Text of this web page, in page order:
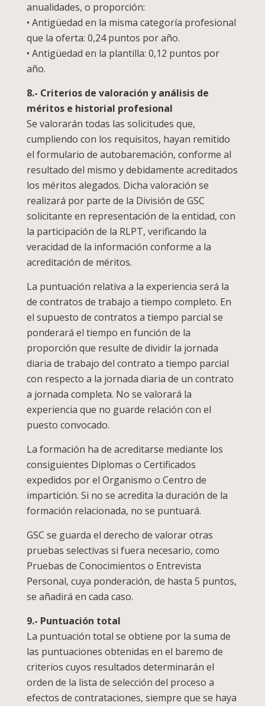
anualidades, o proporción:
• Antigüedad en la misma categoría profesional
que la oferta: 0,24 puntos por año.
• Antigüedad en la plantilla: 0,12 puntos por
año.
8.- Criterios de valoración y análisis de
méritos e historial profesional
Se valorarán todas las solicitudes que,
cumpliendo con los requisitos, hayan remitido
el formulario de autobaremación, conforme al
resultado del mismo y debidamente acreditados
los méritos alegados. Dicha valoración se
realizará por parte de la División de GSC
solicitante en representación de la entidad, con
la participación de la RLPT, verificando la
veracidad de la información conforme a la
acreditación de méritos.
La puntuación relativa a la experiencia será la
de contratos de trabajo a tiempo completo. En
el supuesto de contratos a tiempo parcial se
ponderará el tiempo en función de la
proporción que resulte de dividir la jornada
diaria de trabajo del contrato a tiempo parcial
con respecto a la jornada diaria de un contrato
a jornada completa. No se valorará la
experiencia que no guarde relación con el
puesto convocado.
La formación ha de acreditarse mediante los
consiguientes Diplomas o Certificados
expedidos por el Organismo o Centro de
impartición. Si no se acredita la duración de la
formación relacionada, no se puntuará.
GSC se guarda el derecho de valorar otras
pruebas selectivas si fuera necesario, como
Pruebas de Conocimientos o Entrevista
Personal, cuya ponderación, de hasta 5 puntos,
se añadirá en cada caso.
9.- Puntuación total
La puntuación total se obtiene por la suma de
las puntuaciones obtenidas en el baremo de
criterios cuyos resultados determinarán el
orden de la lista de selección del proceso a
efectos de contrataciones, siempre que se haya